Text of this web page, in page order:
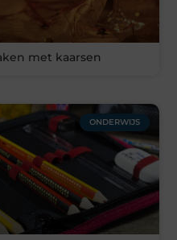
met kaarsen
ONDERWIJS